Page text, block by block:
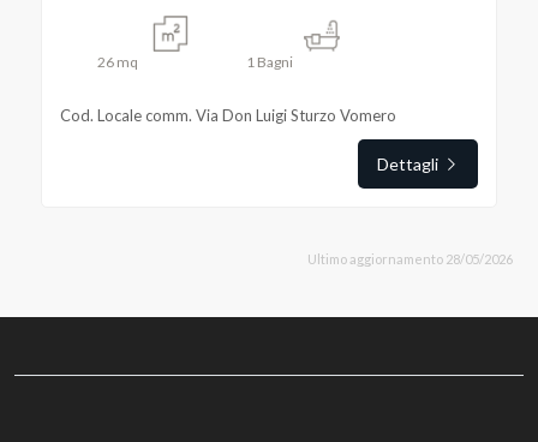
26 mq 1Bagni
Cod. Locale comm. Via Don Luigi Sturzo Vomero
Dettagli
Ultimo aggiornamento 28/05/2026